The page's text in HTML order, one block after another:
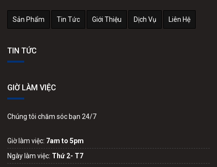
Sản Phẩm Tin Tức Giới Thiệu Dịch Vụ Liên Hệ
TIN TỨC
GIỜ LÀM VIỆC
Chúng tôi chăm sóc bạn 24/7
Giờ làm việc: 7am to 5pm
Ngày làm việc: Thứ 2- T7